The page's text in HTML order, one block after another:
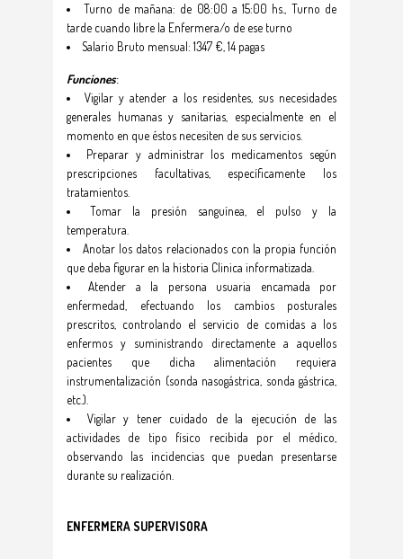
Turno de mañana: de 08:00 a 15:00 hs., Turno de
tarde cuando libre la Enfermera/o de ese turno
Salario Bruto mensual: 1347 €, 14 pagas
Funciones:
Vigilar y atender a los residentes, sus necesidades
generales humanas y sanitarias, especialmente en el
momento en que éstos necesiten de sus servicios.
Preparar y administrar los medicamentos según
prescripciones facultativas, específicamente los
tratamientos.
Tomar la presión sanguínea, el pulso y la
temperatura.
Anotar los datos relacionados con la propia función
que deba figurar en la historia Clinica informatizada.
Atender a la persona usuaria encamada por
enfermedad, efectuando los cambios posturales
prescritos, controlando el servicio de comidas a los
enfermos y suministrando directamente a aquellos
pacientes que dicha alimentación requiera
instrumentalización (sonda nasogástrica, sonda gástrica,
etc.).
Vigilar y tener cuidado de la ejecución de las
actividades de tipo físico recibida por el médico,
observando las incidencias que puedan presentarse
durante su realización.
ENFERMERA SUPERVISORA